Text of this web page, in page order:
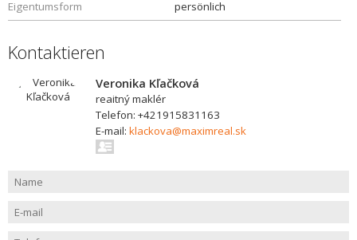
Eigentumsform
persönlich
Kontaktieren
Veronika Kľačková
reaitný maklér
Telefon: +421915831163
E-mail: klackova@maximreal.sk